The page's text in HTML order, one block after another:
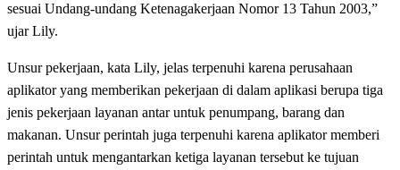
sesuai Undang-undang Ketenagakerjaan Nomor 13 Tahun 2003,”
ujar Lily.
Unsur pekerjaan, kata Lily, jelas terpenuhi karena perusahaan
aplikator yang memberikan pekerjaan di dalam aplikasi berupa tiga
jenis pekerjaan layanan antar untuk penumpang, barang dan
makanan. Unsur perintah juga terpenuhi karena aplikator memberi
perintah untuk mengantarkan ketiga layanan tersebut ke tujuan